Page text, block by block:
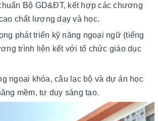
Bộ GD&ĐT, kết hợp các chương
chất lượng dạy và học.
phát triển kỹ năng ngoại ngữ (tiếng
trình liên kết với tổ chức giáo dục
ngoại khóa, câu lạc bộ và dự án học
mềm, tư duy sáng tạo.